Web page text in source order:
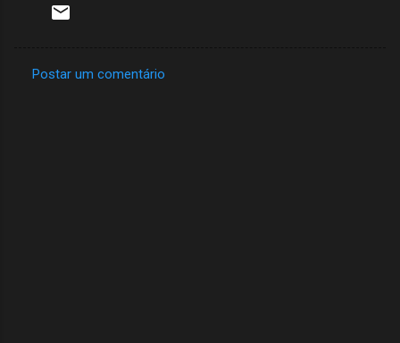
Postar um comentário